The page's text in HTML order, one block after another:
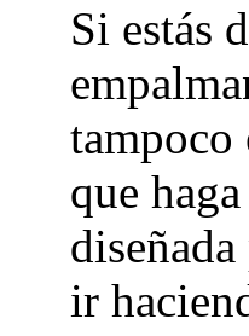
Si estás
tampoco
que
ir